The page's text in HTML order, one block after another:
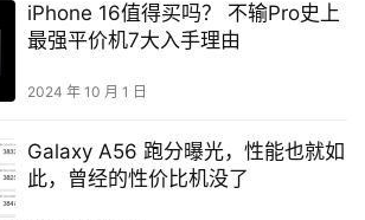
iPhone 16值得买吗？ 不输Pro史上
最强平价机7大入手理由
2024 年 10 月 1 日
Galaxy A56 跑分曝光，性能也就如
此，曾经的性价比机没了